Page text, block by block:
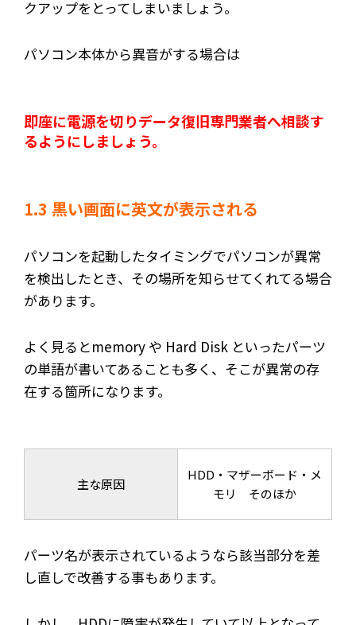
クアップをとってしまいましょう。
パソコン本体から異音がする場合は
即座に電源を切りデータ復旧専門業者へ相談す
るようにしましょう。
1.3 黒い画面に英文が表示される
パソコンを起動したタイミングでパソコンが異常
を検出したとき、その場所を知らせてくれてる場合
があります。
よく見るとmemory や Hard Disk といったパーツ
の単語が書いてあることも多く、そこが異常の存
在する箇所になります。
主な原因
HDD・マザーボード・メ
モリ そのほか
パーツ名が表示されているようなら該当部分を差
し直しで改善する事もあります。